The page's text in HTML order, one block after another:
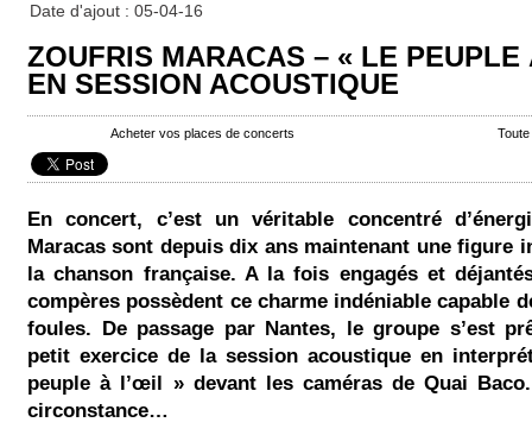
Date d'ajout : 05-04-16
ZOUFRIS MARACAS – « LE
EN SESSION ACOUSTIQUE
Acheter vos places de concerts
En concert, c’est un véritable concentré
Maracas sont depuis dix ans maintenant une figure
la chanson française. A la fois engagés et
compères possèdent ce charme indéniable capable
foules. De passage par Nantes, le groupe s’est
petit exercice de la session acoustique en
peuple à l’œil » devant les caméras de Quai
circonstance…